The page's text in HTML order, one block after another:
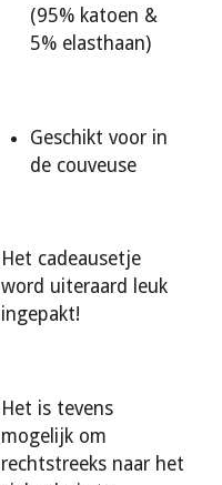
(95% katoen &
5% elasthaan)
Geschikt voor in
de couveuse
Het cadeausetje
word uiteraard leuk
ingepakt!
Het is tevens
mogelijk om
rechtstreeks naar het